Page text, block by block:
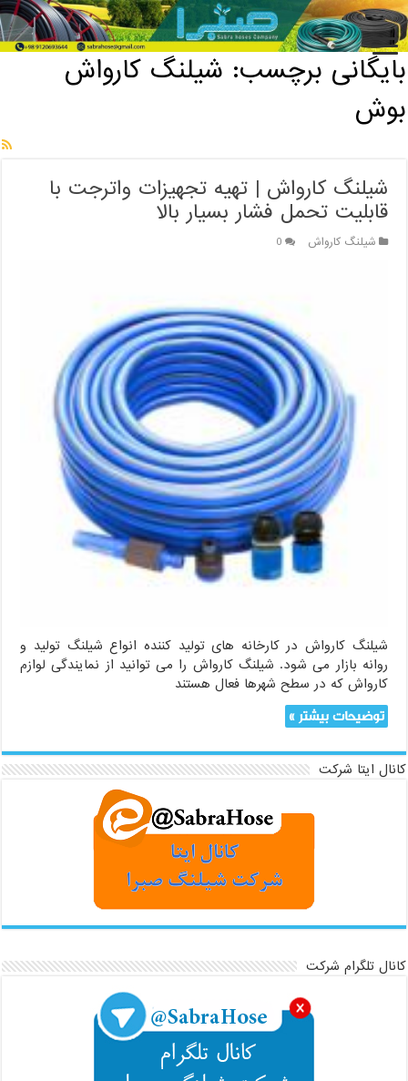
خانه / بایگانی برچسب: شیلنگ کارواش بوش
بایگانی برچسب: شیلنگ کارواش
بوش
شیلنگ کارواش | تهیه تجهیزات واترجت با
قابلیت تحمل فشار بسیار بالا
شیلنگ کارواش 0
شیلنگ کارواش در کارخانه های تولید کننده انواع شیلنگ تولید و
روانه بازار می شود. شیلنگ کارواش را می توانید از نمایندگی لوازم
کارواش که در سطح شهرها فعال هستند
توضیحات بیشتر »
کانال ایتا شرکت
کانال تلگرام شرکت